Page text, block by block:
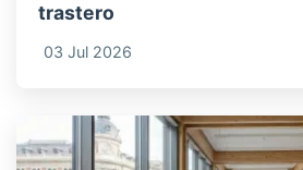
trastero
03 Jul 2026